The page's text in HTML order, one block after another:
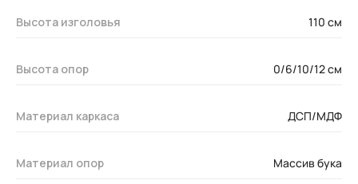
Высота изголовья 110 см
Высота опор 0/6/10/12 см
Материал каркаса ДСП/МДФ
Материал опор Массив бука